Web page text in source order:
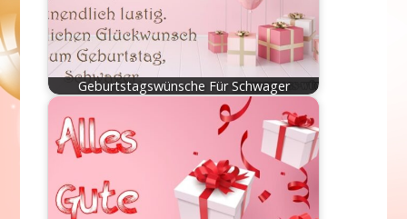
Geburtstagswünsche Für Schwager